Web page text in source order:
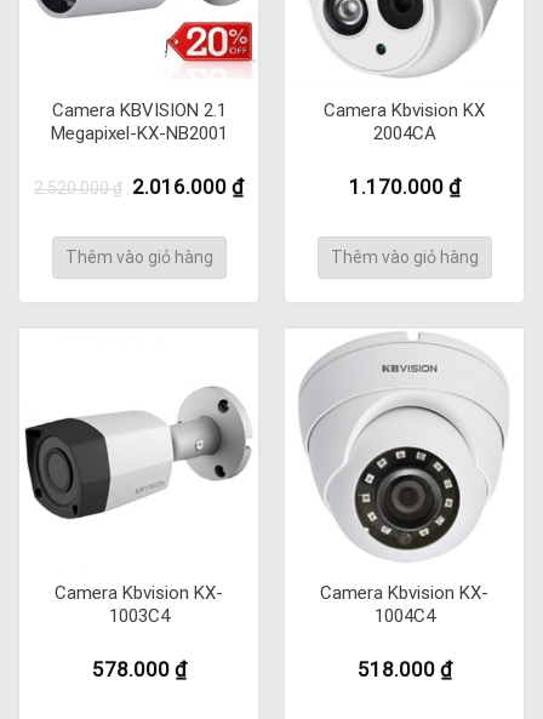
Camera KBVISION 2.1
Megapixel-KX-NB2001
2.520.000₫ Giá
2.520.000 ₫.
2.016.000₫Giá
hiện
2.016.000 ₫.
Thêm vào giỏ hàng
Camera Kbvision KX
2004CA
1.170.000 ₫
Thêm vào giỏ hàng
Camera Kbvision KX-
1003C4
578.000 ₫
Camera Kbvision KX-
1004C4
518.000 ₫